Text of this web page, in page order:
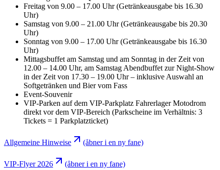
Freitag von 9.00 – 17.00 Uhr (Getränkeausgabe bis 16.30
Uhr)
Samstag von 9.00 – 21.00 Uhr (Getränkeausgabe bis 20.30
Uhr)
Sonntag von 9.00 – 17.00 Uhr (Getränkeausgabe bis 16.30
Uhr)
Mittagsbuffet am Samstag und am Sonntag in der Zeit von
12.00 – 14.00 Uhr, am Samstag Abendbuffet zur Night-Show
in der Zeit von 17.30 – 19.00 Uhr – inklusive Auswahl an
Softgetränken und Bier vom Fass
Event-Souvenir
VIP-Parken auf dem VIP-Parkplatz Fahrerlager Motodrom
direkt vor dem VIP-Bereich (Parkscheine im Verhältnis: 3
Tickets = 1 Parkplatzticket)
Allgemeine Hinweise (åbner i en ny fane)
VIP-Flyer 2026 (åbner i en ny fane)